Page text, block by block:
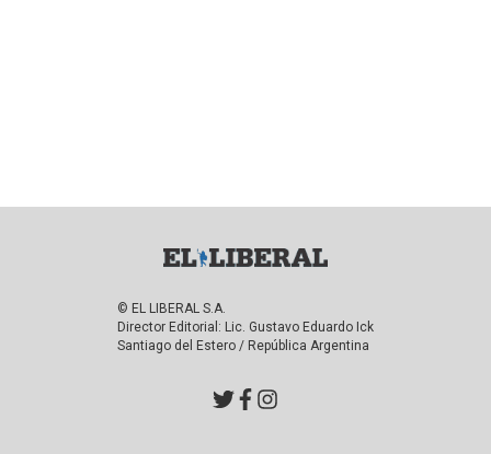
© EL LIBERAL S.A.
Director Editorial: Lic. Gustavo Eduardo Ick
Santiago del Estero / República Argentina